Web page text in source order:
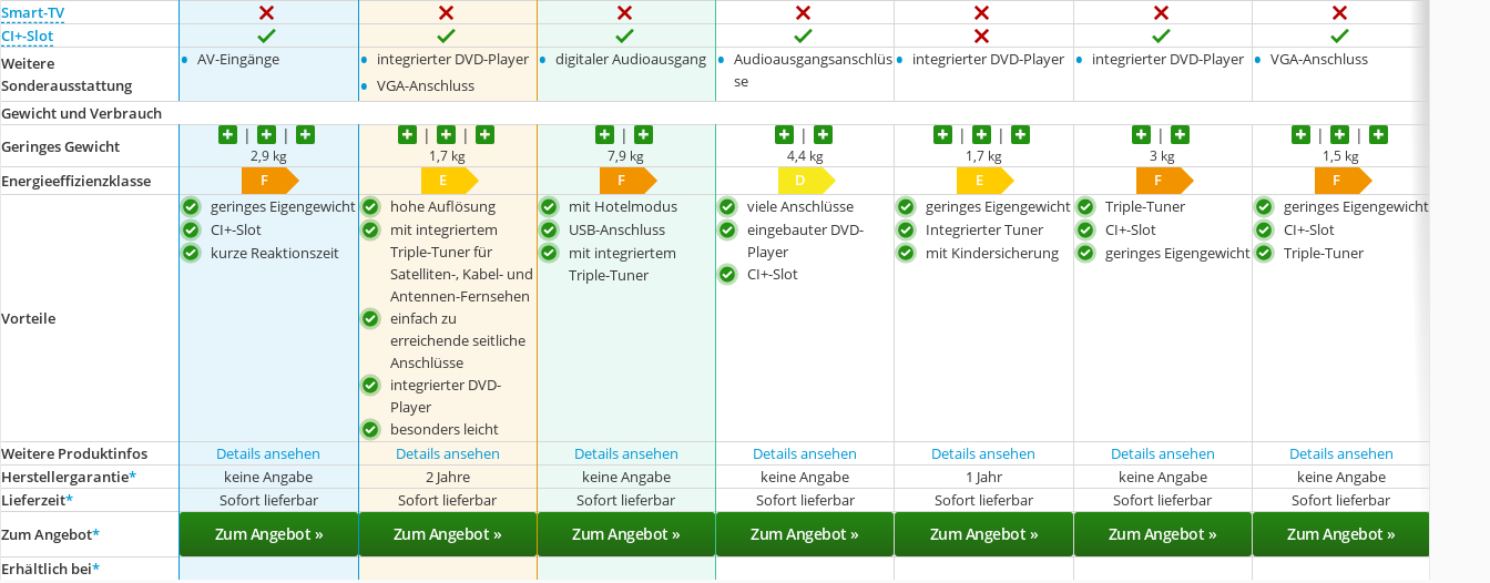
Smart-TV
CI+-Slot
Weitere
Sonderausstattung
• AV-Eingänge • integrierter DVD-Player
• VGA-Anschluss
• digitaler Audioausgang • Audioausgangsanschlüs
se
• integrierter DVD-Player • integrierter DVD-Player • VGA-Anschluss
Gewicht und Verbrauch
Geringes Gewicht
2,9 kg 1,7 kg 7,9 kg 4,4 kg 1,7 kg 3 kg 1,5 kg
Energieeffizienzklasse F E F D E F F
Vorteile
geringes Eigengewicht
CI+-Slot
kurze Reaktionszeit
hohe Auflösung
mit integriertem
Triple-Tuner für
Satelliten-, Kabel- und
Antennen-Fernsehen
einfach zu
erreichende seitliche
Anschlüsse
integrierter DVD-
Player
besonders leicht
mit Hotelmodus
USB-Anschluss
mit integriertem
Triple-Tuner
viele Anschlüsse
eingebauter DVD-
Player
CI+-Slot
geringes Eigengewicht
Integrierter Tuner
mit Kindersicherung
Triple-Tuner
CI+-Slot
geringes Eigengewicht
geringes Eigengewicht
CI+-Slot
Triple-Tuner
Weitere Produktinfos Details ansehen Details ansehen Details ansehen Details ansehen Details ansehen Details ansehen
Details ansehen
Herstellergarantie* keine Angabe 2 Jahre keine Angabe keine Angabe 1 Jahr keine Angabe keine Angabe
Lieferzeit* Sofort lieferbar Sofort lieferbar Sofort lieferbar Sofort lieferbar Sofort lieferbar Sofort lieferbar Sofort lieferbar
Zum Angebot* Zum Angebot » Zum Angebot » Zum Angebot » Zum Angebot » Zum Angebot » Zum Angebot » Zum Angebot »
Erhältlich bei*